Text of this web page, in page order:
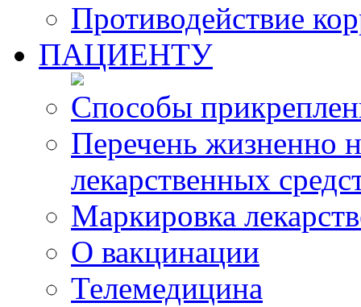
Противодействие
ПАЦИЕНТУ
Способы
Перечень жизненно
лекарственных
Маркировка
О вакцинации
Телемедицина